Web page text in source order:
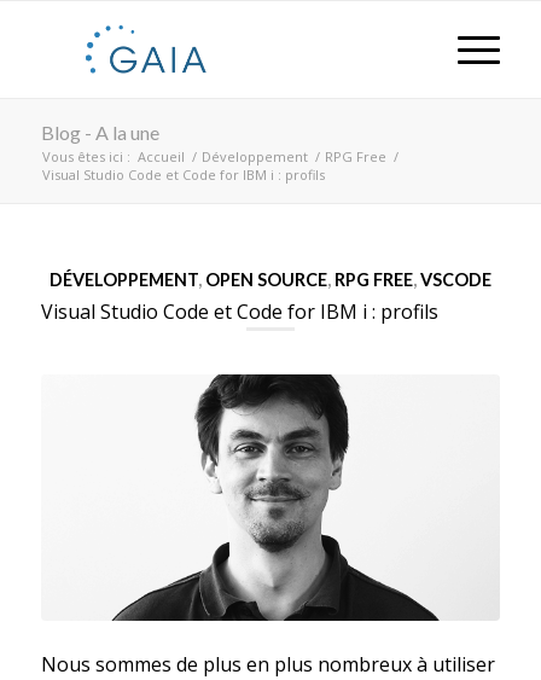
Blog - A la une
Vous êtes ici : Accueil / Développement / RPG Free /
Visual Studio Code et Code for IBM i : profils
DÉVELOPPEMENT, OPEN SOURCE, RPG FREE,VSCODE
Visual Studio Code et Code for IBM i : profils
Nous sommes de plus en plus nombreux à utiliser